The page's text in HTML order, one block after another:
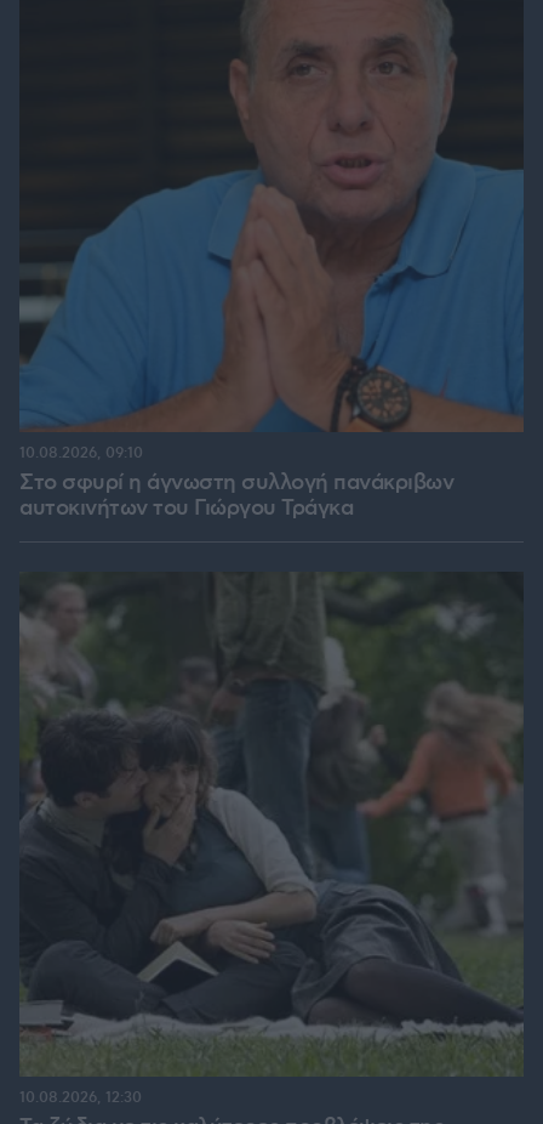
Στο σφυρί η άγνωστη συλλογή πανάκριβων
αυτοκινήτων του Γιώργου Τράγκα
10.08.2026, 09:10
10.08.2026, 12:30